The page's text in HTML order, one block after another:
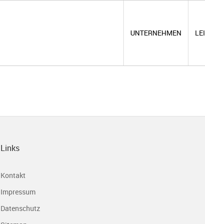
UNTERNEHMEN
Links
Kontakt
Impressum
Datenschutz